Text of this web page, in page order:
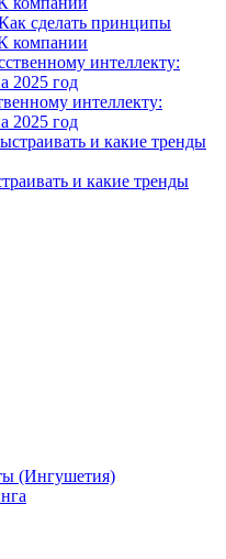
сделать принципы
компании
интеллекту:
2025 год
и какие тренды
(Ингушетия)